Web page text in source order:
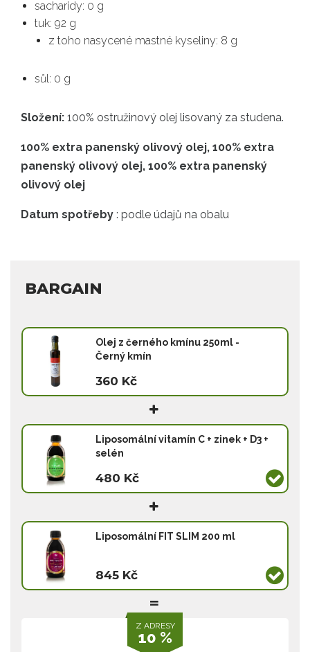
sacharidy: 0 g
tuk: 92 g
z toho nasycené mastné kyseliny: 8 g
sůl: 0 g
Složení: 100% ostružinový olej lisovaný za studena.
100% extra panenský olivový olej, 100% extra
panenský olivový olej, 100% extra panenský
olivový olej
Datum spotřeby : podle údajů na obalu
BARGAIN
Olej z černého kmínu 250ml -
Černý kmín
360 Kč
Liposomální vitamín C + zinek + D3 +
selén
480 Kč
Liposomální FIT SLIM 200 ml
845 Kč
Z ADRESY
10 %